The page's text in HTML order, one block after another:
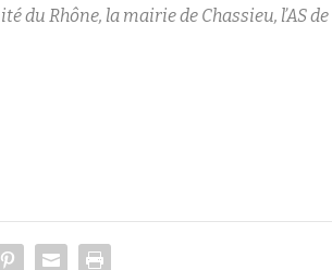
du Rhône, la mairie de Chassieu, l’AS de